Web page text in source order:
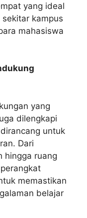
yang ideal
kampus
mahasiswa
yang
dilengkapi
untuk
Dari
hingga ruang
memastikan
belajar